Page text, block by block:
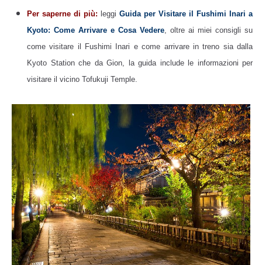
Per saperne di più: leggi Guida per Visitare il Fushimi Inari a
Kyoto: Come Arrivare e Cosa Vedere, oltre ai miei consigli su
come visitare il Fushimi Inari e come arrivare in treno sia dalla
Kyoto Station che da Gion, la guida include le informazioni per
visitare il vicino Tofukuji Temple.